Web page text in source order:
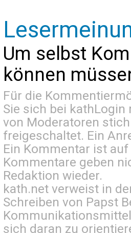
Um selbst
können
Für die
Sie sich bei kathLogin
von Moderatoren
freigeschaltet. Ein
Ein Kommentar ist
Kommentare geben
Redaktion wieder.
kath.net verweist in
Schreiben von Papst
sich daran zu